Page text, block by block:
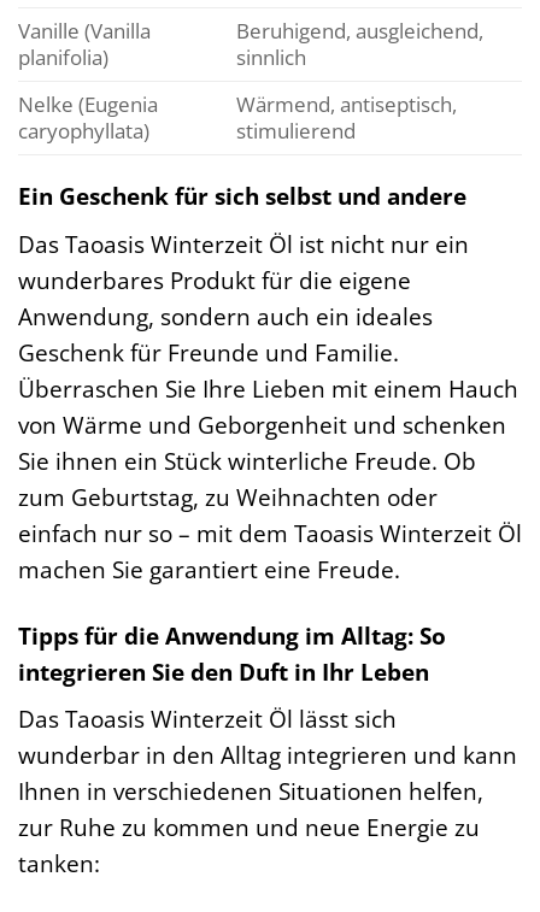
Vanille (Vanilla
planifolia)
Beruhigend, ausgleichend,
sinnlich
Nelke (Eugenia
caryophyllata)
Wärmend, antiseptisch,
stimulierend
Ein Geschenk für sich selbst und andere
Das Taoasis Winterzeit Öl ist nicht nur ein
wunderbares Produkt für die eigene
Anwendung, sondern auch ein ideales
Geschenk für Freunde und Familie.
Überraschen Sie Ihre Lieben mit einem Hauch
von Wärme und Geborgenheit und schenken
Sie ihnen ein Stück winterliche Freude. Ob
zum Geburtstag, zu Weihnachten oder
einfach nur so – mit dem Taoasis Winterzeit Öl
machen Sie garantiert eine Freude.
Tipps für die Anwendung im Alltag: So
integrieren Sie den Duft in Ihr Leben
Das Taoasis Winterzeit Öl lässt sich
wunderbar in den Alltag integrieren und kann
Ihnen in verschiedenen Situationen helfen,
zur Ruhe zu kommen und neue Energie zu
tanken: